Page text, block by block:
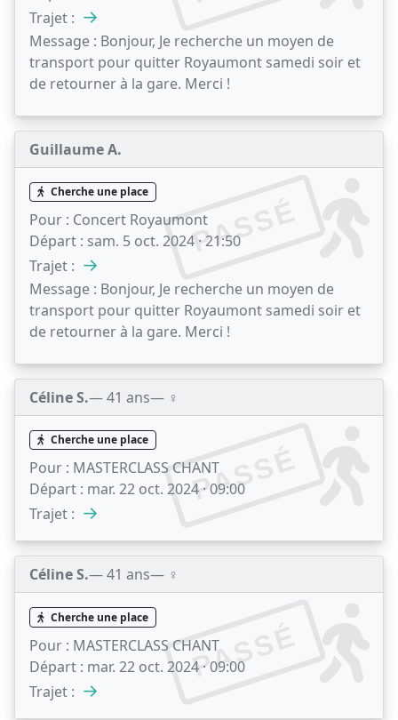
Trajet : →
Message : Bonjour, Je recherche un moyen de
transport pour quitter Royaumont samedi soir et
de retourner à la gare. Merci !
Guillaume A.
PASSÉ
Cherche une place
Pour : Concert Royaumont
Départ : sam. 5 oct. 2024 · 21:50
Trajet : →
Message : Bonjour, Je recherche un moyen de
transport pour quitter Royaumont samedi soir et
de retourner à la gare. Merci !
Céline S.— 41 ans— ♀️
PASSÉ
Cherche une place
Pour : MASTERCLASS CHANT
Départ : mar. 22 oct. 2024 · 09:00
Trajet : →
Céline S.— 41 ans— ♀️
PASSÉ
Cherche une place
Pour : MASTERCLASS CHANT
Départ : mar. 22 oct. 2024 · 09:00
Trajet : →